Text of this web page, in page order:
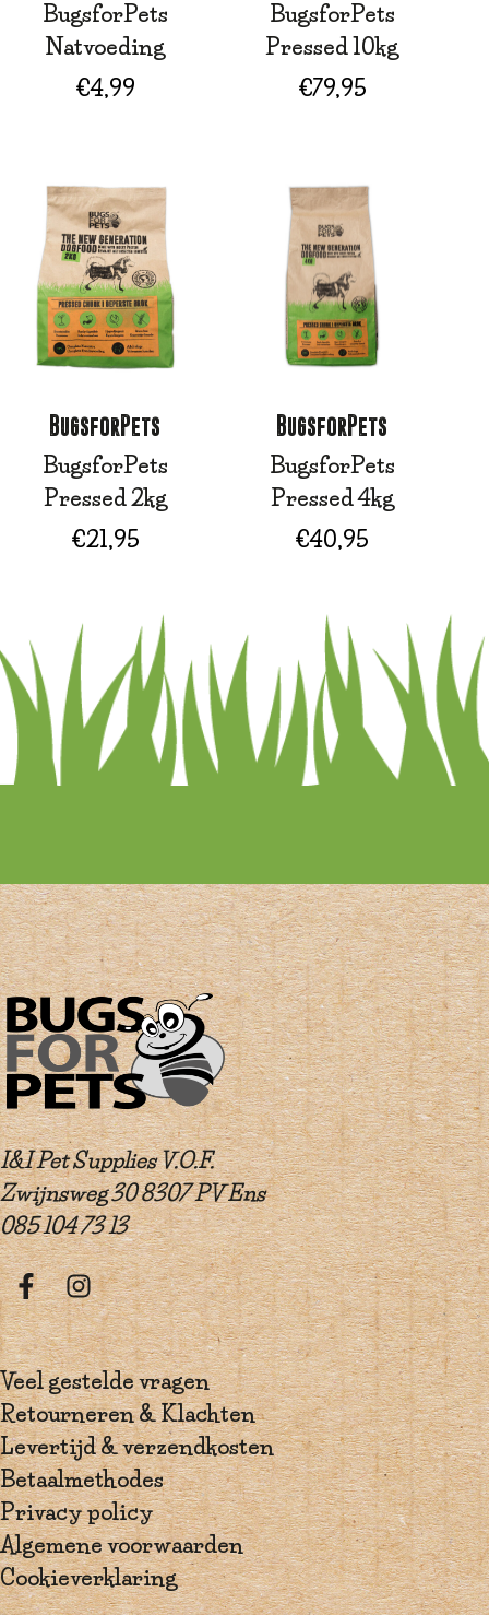
BugsforPets
Natvoeding
€4,99
BugsforPets
Pressed 10kg
€79,95
BugsforPets
BugsforPets
Pressed 2kg
€21,95
BugsforPets
BugsforPets
Pressed 4kg
€40,95
I&I Pet Supplies V.O.F.
Zwijnsweg 30 8307 PV Ens
085 104 73 13
Veel gestelde vragen
Retourneren & Klachten
Levertijd & verzendkosten
Betaalmethodes
Privacy policy
Algemene voorwaarden
Cookieverklaring